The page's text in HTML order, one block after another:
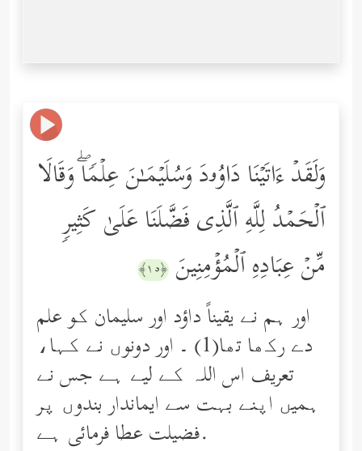
وَلَقَدۡ ءَاتَیۡنَا دَاوُۥدَ وَسُلَیۡمَـٰنَ عِلۡمࣰاۖ وَقَالَا
ٱلۡحَمۡدُ لِلَّهِ ٱلَّذِی فَضَّلَنَا عَلَىٰ كَثِیرࣲ
مِّنۡ عِبَادِهِ ٱلۡمُؤۡمِنِینَ ﴿١٥﴾
اور ہم نے یقیناً داؤد اور سلیمان کو علم
دے رکھا تھا(1) ۔ اور دونوں نے کہا،
تعریف اس اللہ کے لیے ہے جس نے
ہمیں اپنے بہت سے ایماندار بندوں پر
فضیلت عطا فرمائی ہے.